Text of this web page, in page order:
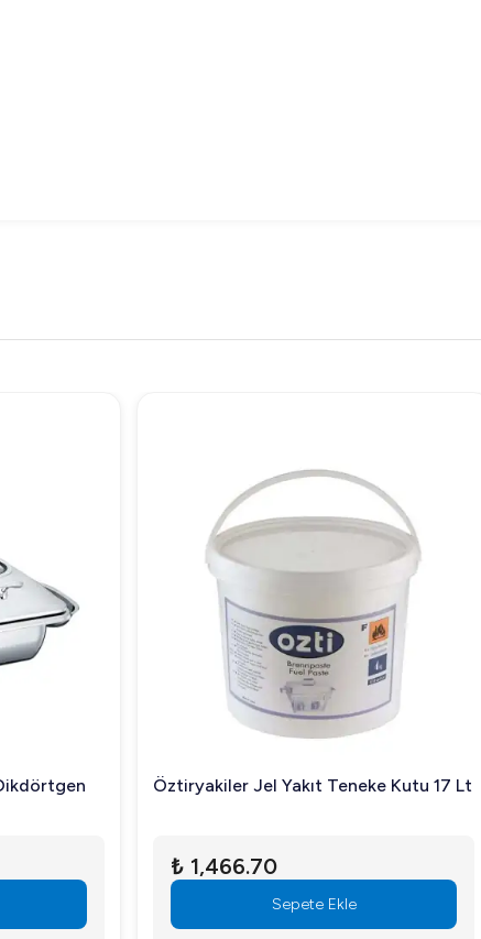
Öztiryakiler Jel Yakıt Teneke Kutu 17 Lt
₺ 1,466.70
Sepete Ekle